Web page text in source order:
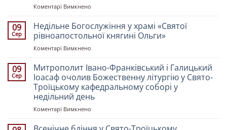
Коментарі Вимкнено
літургія
у
церкві
Костянтина
Олени»
09
Сер
Недільне Богослужіння у храмі «Святої
рівноапостольної княгині Ольги»
Коментарі Вимкнено
Богослужіння
у
храмі
«Святої
рівноапостольної
09
Сер
Митрополит Івано-Франківський і Галицький
Іоасаф очолив Божественну літургію у Свято-
Троїцькому кафедральному соборі у
недільний день
Коментарі Вимкнено
Івано-